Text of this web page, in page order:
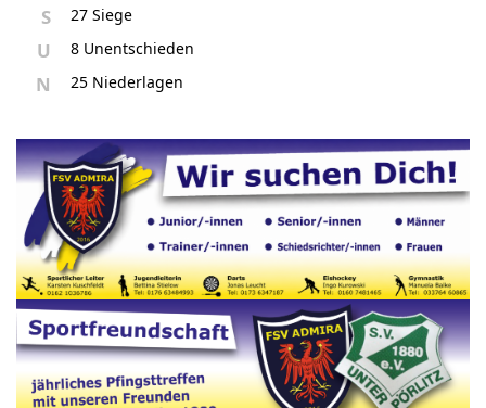
S 27 Siege
U 8 Unentschieden
N 25 Niederlagen